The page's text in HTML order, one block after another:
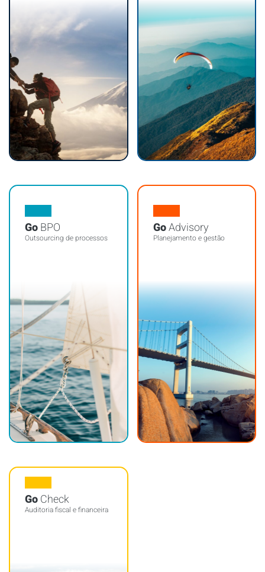
GoBPO
Outsourcing de processos
GoAdvisory
Planejamento e gestão
GoCheck
Auditoria fiscal e financeira